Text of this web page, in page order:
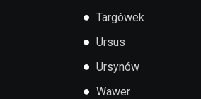
● Targówek
● Ursus
● Ursynów
● Wawer